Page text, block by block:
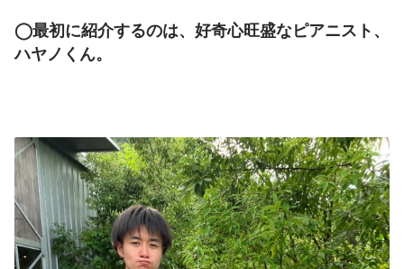
◯最初に紹介するのは、好奇心旺盛なピアニスト、
ハヤノくん。